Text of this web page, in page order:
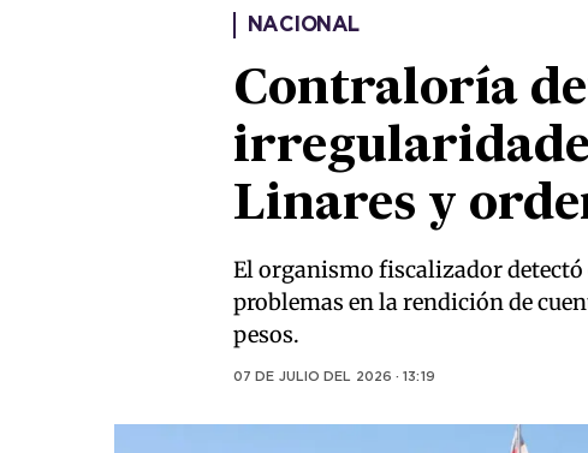
NACIONAL
Contraloría
Linares y
El organismo fiscalizador
problemas en la rendición de
pesos.
07 DE JULIO DEL 2026 · 13:19